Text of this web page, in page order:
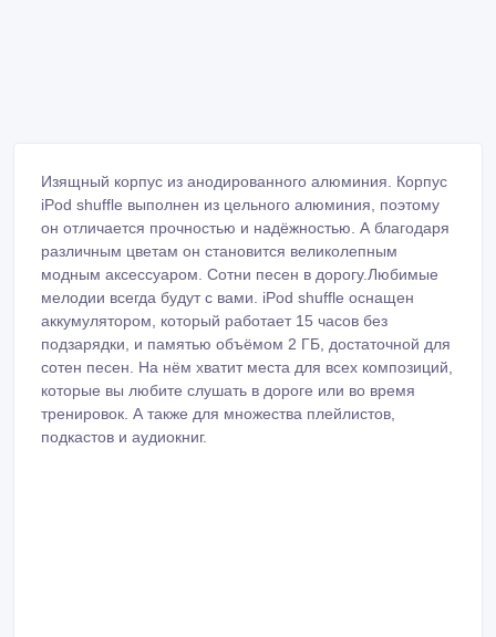
Изящный корпус из анодированного алюминия. Корпус
iPod shuffle выполнен из цельного алюминия, поэтому
он отличается прочностью и надёжностью. А благодаря
различным цветам он становится великолепным
модным аксессуаром. Сотни песен в дорогу.Любимые
мелодии всегда будут с вами. iPod shuffle оснащен
аккумулятором, который работает 15 часов без
подзарядки, и памятью объёмом 2 ГБ, достаточной для
сотен песен. На нём хватит места для всех композиций,
которые вы любите слушать в дороге или во время
тренировок. А также для множества плейлистов,
подкастов и аудиокниг.